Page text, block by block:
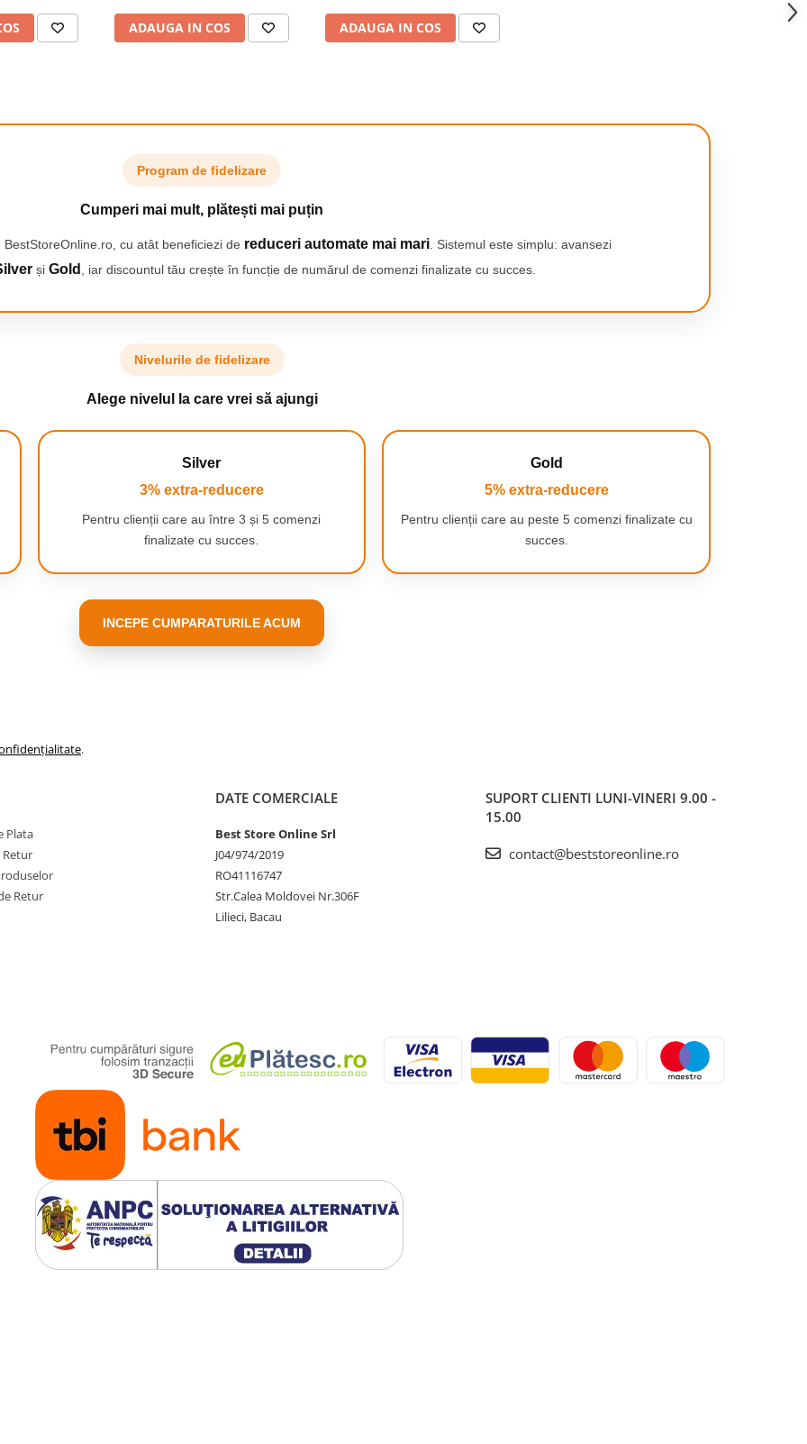
se va potrivi? Toate lamele
in partea din spate a
un barbierit curat si mai
profunde, care dureaza.
ADAUGA IN COS ADAUGA IN COS
Program de fidelizare
Cumperi mai mult, plătești mai puțin
cu atât beneficiezi de reduceri automate mai mari . Sistemul este simplu: avansezi
și Gold , iar discountul tău crește în funcție de numărul de comenzi finalizate cu succes.
Nivelurile de fidelizare
Alege nivelul la care vrei să ajungi
Silver
3% extra-reducere
Pentru clienții care au între 3 și 5 comenzi
finalizate cu succes.
Gold
5% extra-reducere
Pentru clienții care au peste 5 comenzi finalizate cu
succes.
INCEPE CUMPARATURILE ACUM
.
Plata
Retur
Retur
DATE COMERCIALE
Best Store Online Srl
J04/974/2019
RO41116747
Str.Calea Moldovei Nr.306F
Lilieci, Bacau
SUPORT CLIENTI LUNI-VINERI 9.00 -
15.00
contact@beststoreonline.ro